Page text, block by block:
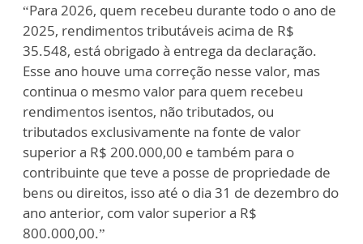
“Para 2026, quem recebeu durante todo o ano de
2025, rendimentos tributáveis acima de R$
35.548, está obrigado à entrega da declaração.
Esse ano houve uma correção nesse valor, mas
continua o mesmo valor para quem recebeu
rendimentos isentos, não tributados, ou
tributados exclusivamente na fonte de valor
superior a R$ 200.000,00 e também para o
contribuinte que teve a posse de propriedade de
bens ou direitos, isso até o dia 31 de dezembro do
ano anterior, com valor superior a R$
800.000,00.”